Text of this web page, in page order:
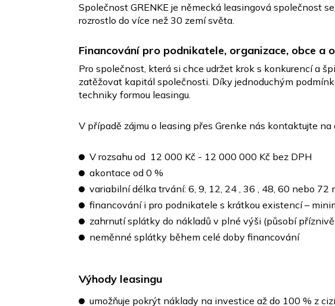
Společnost GRENKE je německá leasingová společnost
rozrostlo do více než 30 zemí světa.
Financování pro podnikatele, organizace, obce a
Pro společnost, která si chce udržet krok s konkurencí a
zatěžovat kapitál společnosti. Díky jednoduchým
techniky formou leasingu.
V případě zájmu o leasing přes Grenke nás kontaktujte na
V rozsahu od 12 000 Kč - 12 000 000 Kč bez DPH
akontace od 0 %
variabilní délka trvání: 6, 9, 12, 24 , 36 , 48, 60 nebo 72
financování i pro podnikatele s krátkou existencí –
zahrnutí splátky do nákladů v plné výši (působí
neměnné splátky během celé doby financování
Výhody leasingu
umožňuje pokrýt náklady na investice až do 100 % z